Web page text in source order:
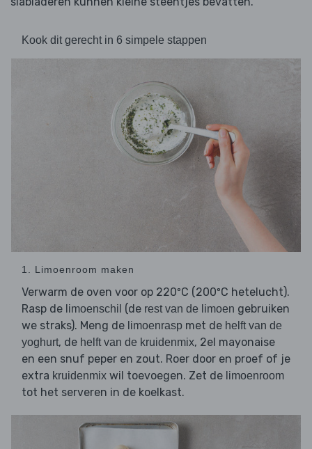
Kook dit gerecht in 6 simpele stappen
1. Limoenroom maken
Verwarm de oven voor op 220ºC (200ºC hetelucht).
Rasp de limoenschil (de rest van de limoen gebruiken
we straks). Meng de limoenrasp met de helft van de
yoghurt, de helft van de kruidenmix, 2el mayonaise
en een snuf peper en zout. Roer door en proef of je
extra kruidenmix wil toevoegen. Zet de limoenroom
tot het serveren in de koelkast.